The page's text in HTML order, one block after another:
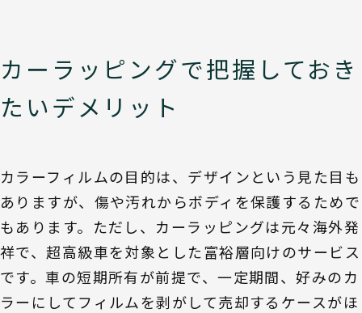
カーラッピングで把握しておき
たいデメリット
カラーフィルムの目的は、デザインという見た目も
ありますが、傷や汚れからボディを保護するためで
もあります。ただし、カーラッピングは元々海外発
祥で、超高級車を対象とした富裕層向けのサービス
です。車の短期所有が前提で、一定期間、好みのカ
ラーにしてフィルムを剥がして売却するケースがほ